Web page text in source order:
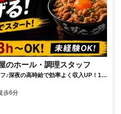
のホール・調理スタッフ
♪深夜の高時給で効率よく収入UP！1日
歩6分